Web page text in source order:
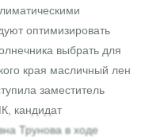
оптимизировать
выбрать для
края масличный лен
заместитель
кандидат
Трунова в ходе